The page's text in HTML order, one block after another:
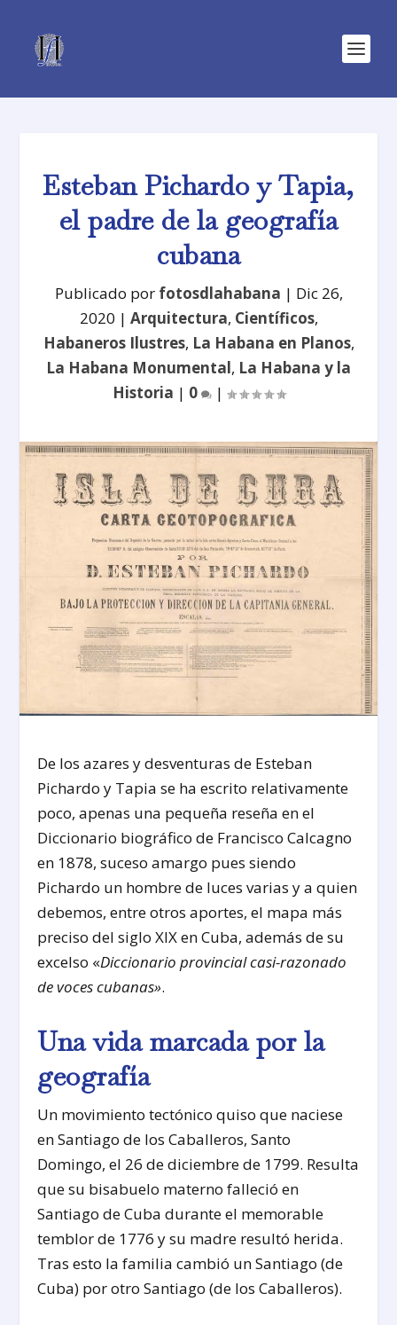
Esteban Pichardo y Tapia,
el padre de la geografía
cubana
Publicado por fotosdlahabana | Dic 26,
2020 | Arquitectura, Científicos,
Habaneros Ilustres, La Habana en Planos,
La Habana Monumental, La Habana y la
Historia | 0 |
De los azares y desventuras de Esteban
Pichardo y Tapia se ha escrito relativamente
poco, apenas una pequeña reseña en el
Diccionario biográfico de Francisco Calcagno
en 1878, suceso amargo pues siendo
Pichardo un hombre de luces varias y a quien
debemos, entre otros aportes, el mapa más
preciso del siglo XIX en Cuba, además de su
excelso «Diccionario provincial casi-razonado
de voces cubanas».
Una vida marcada por la
geografía
Un movimiento tectónico quiso que naciese
en Santiago de los Caballeros, Santo
Domingo, el 26 de diciembre de 1799. Resulta
que su bisabuelo materno falleció en
Santiago de Cuba durante el memorable
temblor de 1776 y su madre resultó herida.
Tras esto la familia cambió un Santiago (de
Cuba) por otro Santiago (de los Caballeros).